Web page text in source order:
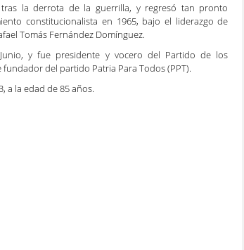
la derrota de la guerrilla, y regresó tan pronto
constitucionalista en 1965, bajo el liderazgo de
Tomás Fernández Domínguez.
y fue presidente y vocero del Partido de los
del partido Patria Para Todos (PPT).
a la edad de 85 años.